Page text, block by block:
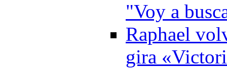
"Voy a
Raphael
gira